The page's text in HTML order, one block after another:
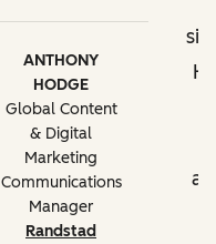
ANTHONY
HODGE
Global Content
& Digital
Marketing
Communications
Manager
Randstad